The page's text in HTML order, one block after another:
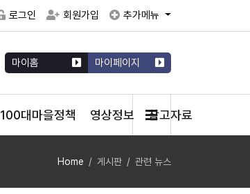
로그인 회원가입 추가메뉴
마이홈 마이페이지
100대마을정책 영상정보 참고자료
Home 게시판 관련 뉴스